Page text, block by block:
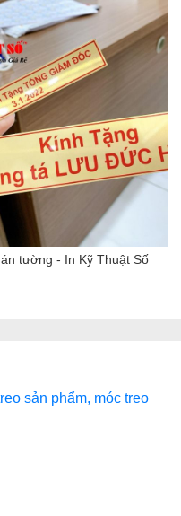
tường - In Kỹ Thuật Số